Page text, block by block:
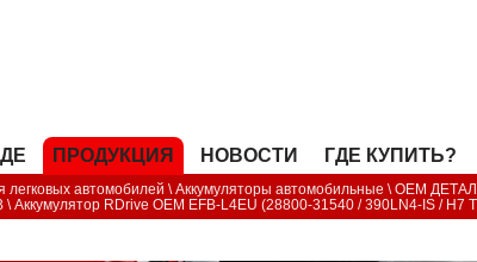
ПРОДУКЦИЯ НОВОСТИ ГДЕ КУПИТЬ?
легковых автомобилей \ Аккумуляторы автомобильные \ OEM
\ Аккумулятор RDrive OEM EFB-L4EU (28800-31540 / 390LN4-IS / H7